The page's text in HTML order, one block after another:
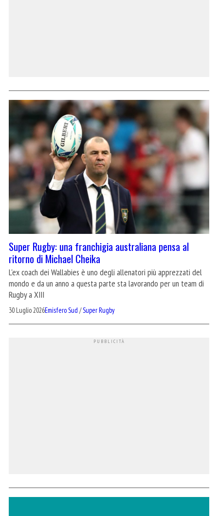
Super Rugby: una franchigia australiana pensa al
ritorno di Michael Cheika
L'ex coach dei Wallabies è uno degli allenatori più apprezzati del
mondo e da un anno a questa parte sta lavorando per un team di
Rugby a XIII
30 Luglio 2026Emisfero Sud /Super Rugby